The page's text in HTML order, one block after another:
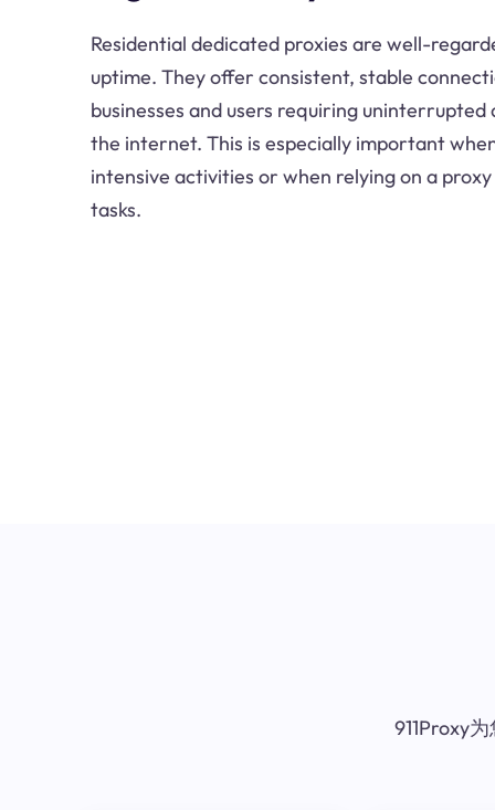
Residential dedicated proxies are well-
uptime. They offer consistent, stable
businesses and users requiring uninterrupted
the internet. This is especially important
intensive activities or when relying on a
tasks.
911Proxy